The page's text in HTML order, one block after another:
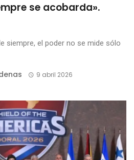
se acobarda».
siempre, el poder no se mide sólo
9 abril 2026